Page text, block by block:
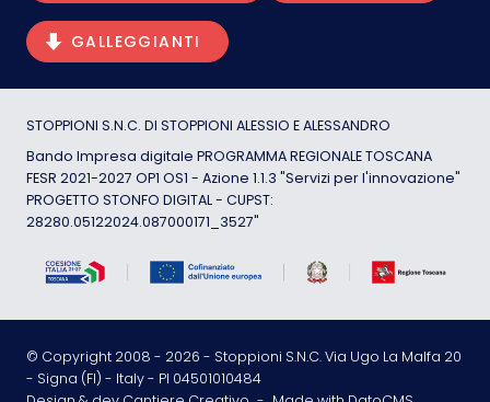
GALLEGGIANTI
STOPPIONI S.N.C. DI STOPPIONI ALESSIO E ALESSANDRO
Bando Impresa digitale PROGRAMMA REGIONALE TOSCANA
FESR 2021-2027 OP1 OS1 - Azione 1.1.3 "Servizi per l'innovazione"
PROGETTO STONFO DIGITAL - CUPST:
28280.05122024.087000171_3527"
© Copyright 2008 - 2026 - Stoppioni S.N.C. Via Ugo La Malfa 20
- Signa (FI) - Italy - PI 04501010484